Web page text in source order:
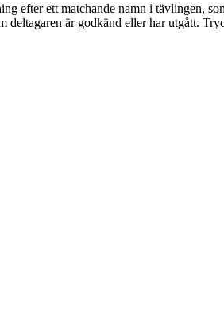
efter ett matchande namn i tävlingen,
deltagaren är godkänd eller har utgått.